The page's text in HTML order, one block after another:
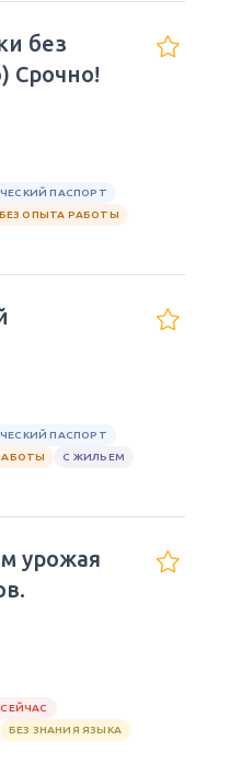
без
Срочно!
ПАСПОРТ
БЕЗ ОПЫТА РАБОТЫ
ПАСПОРТ
С ЖИЛЬЕМ
урожая
БЕЗ ЗНАНИЯ ЯЗЫКА